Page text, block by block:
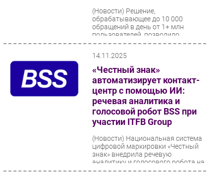
Кадры
Регулирование
Финансы
Здоровье
(Новости) Решение,
обрабатывающее до 10 000
обращений в день от 1+ млн
пользователей, позволило
перевести контроль качества на
14.11.2025
«Честный знак»
автоматизирует контакт-
центр с помощью ИИ:
речевая аналитика и
голосовой робот BSS при
участии ITFB Group
(Новости) Национальная система
цифровой маркировки «Честный
знак» внедрила речевую
аналитику и голосового робота на
базе ИИ-решений компании...